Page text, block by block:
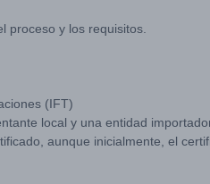
proceso y los requisitos.
(IFT)
local y una entidad
aunque inicialmente, el